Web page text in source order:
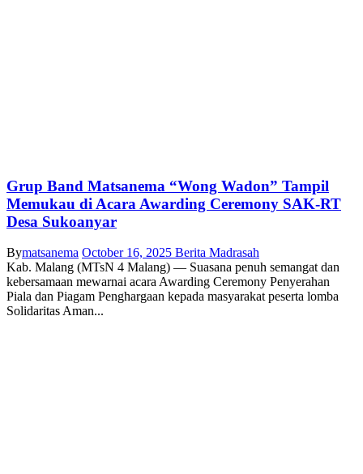
Grup Band Matsanema “Wong Wadon” Tampil
Memukau di Acara Awarding Ceremony SAK-RT
Desa Sukoanyar
Bymatsanema October 16, 2025 Berita Madrasah
Kab. Malang (MTsN 4 Malang) — Suasana penuh semangat dan
kebersamaan mewarnai acara Awarding Ceremony Penyerahan
Piala dan Piagam Penghargaan kepada masyarakat peserta lomba
Solidaritas Aman...